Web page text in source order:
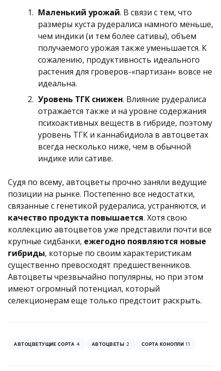
Маленький урожай. В связи с тем, что
размеры куста рудералиса намного меньше,
чем индики (и тем более сативы), объем
получаемого урожая также уменьшается. К
сожалению, продуктивность идеального
растения для гроверов-«партизан» вовсе не
идеальна.
Уровень ТГК снижен. Влияние рудералиса
отражается также и на уровне содержания
психоактивных веществ в гибриде, поэтому
уровень ТГК и каннабидиола в автоцветах
всегда несколько ниже, чем в обычной
индике или сативе.
Судя по всему, автоцветы прочно заняли ведущие
позиции на рынке. Постепенно все недостатки,
связанные с генетикой рудералиса, устраняются, и
качество продукта повышается. Хотя свою
коллекцию автоцветов уже представили почти все
крупные сидбанки, ежегодно появляются новые
гибриды, которые по своим характеристикам
существенно превосходят предшественников.
Автоцветы чрезвычайно популярны, но при этом
имеют огромный потенциал, который
селекционерам еще только предстоит раскрыть.
АВТОЦВЕТУЩИЕ СОРТА 4 АВТОЦВЕТЫ 2 СОРТА КОНОПЛИ 11